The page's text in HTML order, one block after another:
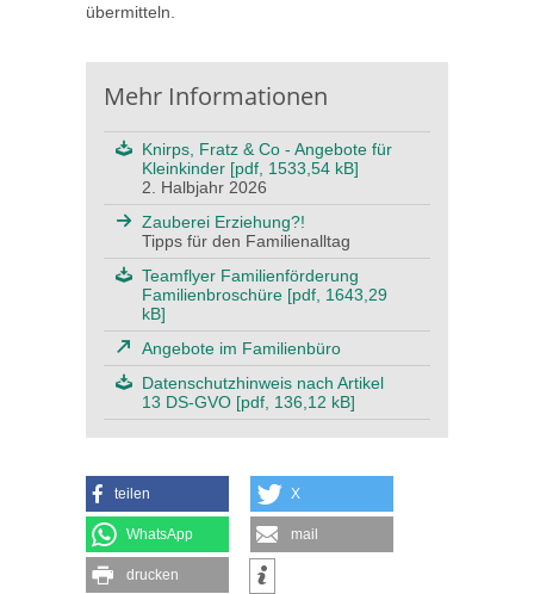
übermitteln.
Mehr Informationen
Knirps, Fratz & Co - Angebote für
Kleinkinder [pdf, 1533,54 kB]
2. Halbjahr 2026
Zauberei Erziehung?!
Tipps für den Familienalltag
Teamflyer Familienförderung
Familienbroschüre [pdf, 1643,29
kB]
Angebote im Familienbüro
Datenschutzhinweis nach Artikel
13 DS-GVO [pdf, 136,12 kB]
teilen X
WhatsApp mail
drucken